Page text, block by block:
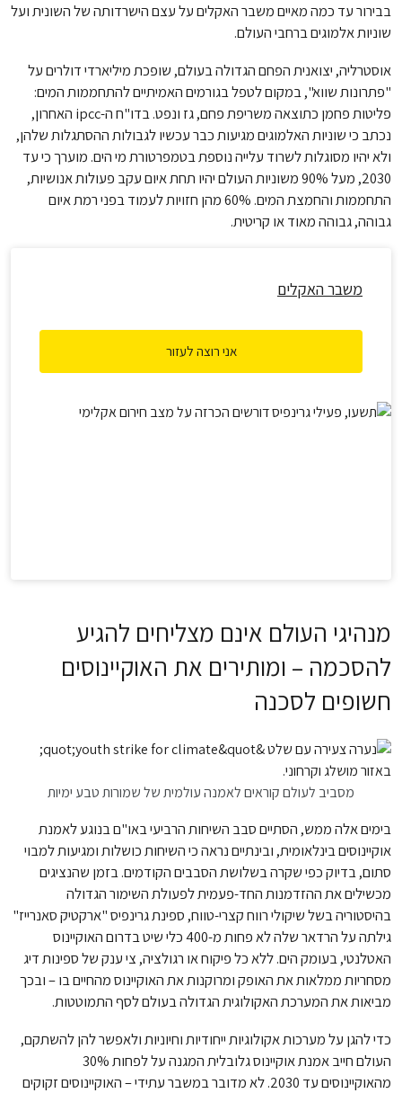
בבירור עד כמה מאיים משבר האקלים על עצם הישרדותה של השונית ועל
שוניות אלמוגים ברחבי העולם.
אוסטרליה, יצואנית הפחם הגדולה בעולם, שופכת מיליארדי דולרים על
"פתרונות שווא", במקום לטפל בגורמים האמיתיים להתחממות המים:
פליטות פחמן כתוצאה משריפת פחם, גז ונפט. בדו"ח ה-ipcc האחרון,
נכתב כי שוניות האלמוגים מגיעות כבר עכשיו לגבולות ההסתגלות שלהן,
ולא יהיו מסוגלות לשרוד עלייה נוספת בטמפרטורת מי הים. מוערך כי עד
2030, מעל 90% משוניות העולם יהיו תחת איום עקב פעולות אנושיות,
התחממות והחמצת המים. 60% מהן חזויות לעמוד בפני רמת איום
גבוהה, גבוהה מאוד או קריטית.
משבר האקלים
אני רוצה לעזור
מנהיגי העולם אינם מצליחים להגיע
להסכמה – ומותירים את האוקיינוסים
חשופים לסכנה
מסביב לעולם קוראים לאמנה עולמית של שמורות טבע ימיות
בימים אלה ממש, הסתיים סבב השיחות הרביעי באו"ם בנוגע לאמנת
אוקיינוסים בינלאומית, ובינתיים נראה כי השיחות כושלות ומגיעות למבוי
סתום, בדיוק כפי שקרה בשלושת הסבבים הקודמים. בזמן שהנציגים
מכשילים את ההזדמנות החד-פעמית לפעולת השימור הגדולה
בהיסטוריה בשל שיקולי רווח קצרי-טווח, ספינת גרינפיס "ארקטיק סאנרייז"
גילתה על הרדאר שלה לא פחות מ-400 כלי שיט בדרום האוקיינוס
האטלנטי, בעומק הים. ללא כל פיקוח או רגולציה, צי ענק של ספינות דיג
מסחריות ממלאות את האופק ומרוקנות את האוקיינוס מהחיים בו – ובכך
מביאות את המערכת האקולוגית הגדולה בעולם לסף התמוטטות.
כדי להגן על מערכות אקולוגיות ייחודיות וחיוניות ולאפשר להן להשתקם,
העולם חייב אמנת אוקיינוס גלובלית המגנה על לפחות 30%
מהאוקיינוסים עד 2030. לא מדובר במשבר עתידי – האוקיינוסים זקוקים